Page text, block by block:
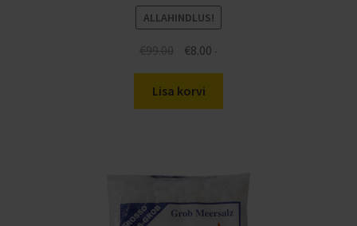
ALLAHINDLUS!
€99.00
Algne
oli:
€99.00.
€8.00Praegune
€8.00.
-
Lisa korvi